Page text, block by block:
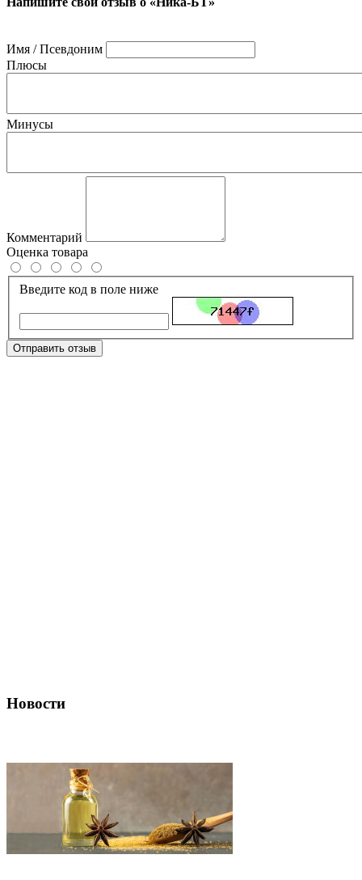
Имя / Псевдоним
Плюсы
Минусы
Комментарий
Оценка товара
Введите код в поле ниже
Отправить отзыв
Новости